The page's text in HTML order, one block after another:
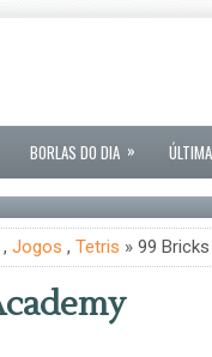
BORLAS DO DIA »
Jogos , Tetris » 99